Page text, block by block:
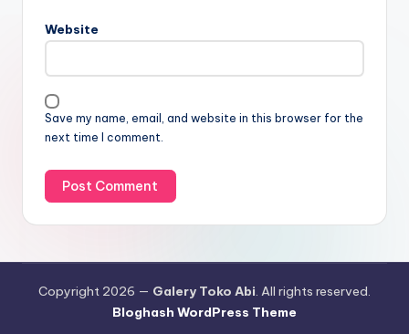
Website
Save my name, email, and website in this browser for the
next time I comment.
Copyright 2026 — Galery Toko Abi. All rights reserved.
Bloghash WordPress Theme